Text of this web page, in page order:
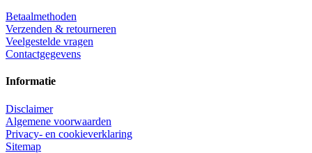
Betaalmethoden
Verzenden & retourneren
Veelgestelde vragen
Contactgegevens
Informatie
Disclaimer
Algemene voorwaarden
Privacy- en cookieverklaring
Sitemap